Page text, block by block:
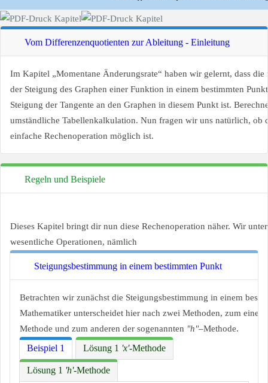
Vom Differenzenquotienten zur Ableitung - Einleitung
Im Kapitel „Momentane Änderungsrate“ haben wir gelernt, dass die
der Steigung des Graphen einer Funktion in einem bestimmten
Steigung der Tangente an den Graphen in diesem Punkt ist.
umständliche Tabellenkalkulation. Nun fragen wir uns natürlich, ob
einfache Rechenoperation möglich ist.
Regeln und Beispiele
Dieses Kapitel bringt dir nun diese Rechenoperation näher. Wir
wesentliche Operationen, nämlich
Steigungsbestimmung in einem bestimmten Punkt
Betrachten wir zunächst die Steigungsbestimmung in einem
Mathematiker unterscheidet hier nach zwei Methoden, zum einen
Methode und zum anderen der sogenannten "h"–Methode.
Beispiel 1 Lösung 1 'x'-Methode
Lösung 1 'h'-Methode